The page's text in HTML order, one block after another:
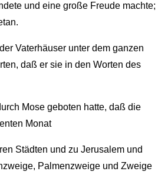
und eine große Freude machte;
Vaterhäuser unter dem ganzen
daß er sie in den Worten des
Mose geboten hatte, daß die
Monat
Städten und zu Jerusalem und
Palmenzweige und Zweige